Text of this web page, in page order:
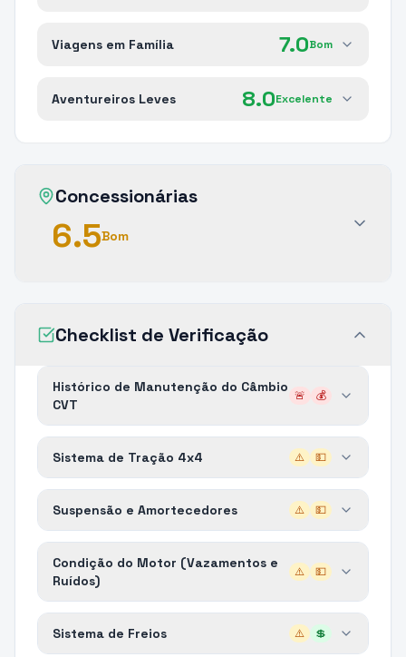
Viagens em Família 7.0Bom
Aventureiros Leves 8.0Excelente
Concessionárias
6.5Bom
Checklist de Verificação
Histórico de Manutenção do Câmbio
CVT
🚨 💰
Sistema de Tração 4x4 ⚠️ 💵
Suspensão e Amortecedores ⚠️ 💵
Condição do Motor (Vazamentos e
Ruídos)
⚠️ 💵
Sistema de Freios ⚠️ 💲